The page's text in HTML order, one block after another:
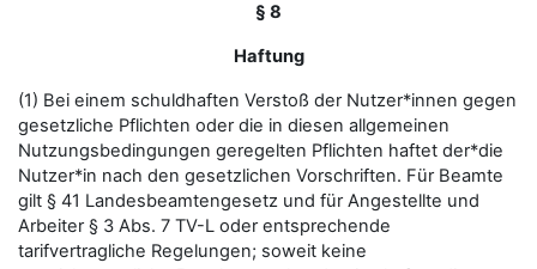
§ 8
Haftung
(1) Bei einem schuldhaften Verstoß der Nutzer*innen gegen
gesetzliche Pflichten oder die in diesen allgemeinen
Nutzungsbedingungen geregelten Pflichten haftet der*die
Nutzer*in nach den gesetzlichen Vorschriften. Für Beamte
gilt § 41 Landesbeamtengesetz und für Angestellte und
Arbeiter § 3 Abs. 7 TV-L oder entsprechende
tarifvertragliche Regelungen; soweit keine